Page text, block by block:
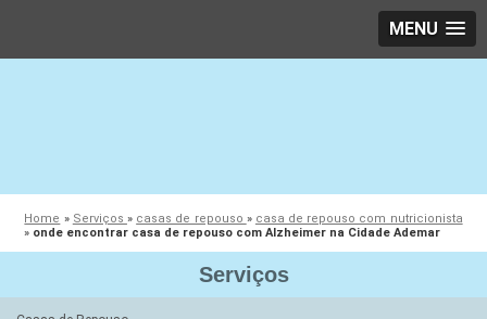
MENU
Home » Serviços » casas de repouso » casa de repouso com nutricionista
» onde encontrar casa de repouso com Alzheimer na Cidade Ademar
Serviços